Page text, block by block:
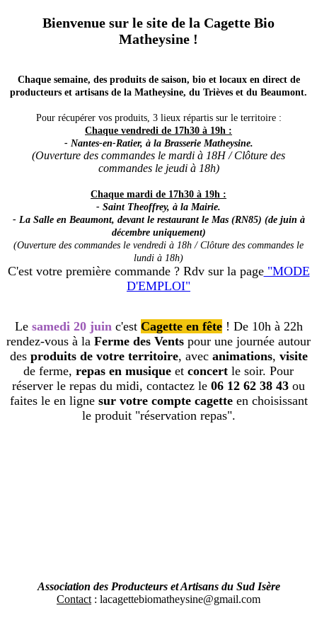
Bienvenue sur le site de la Cagette Bio
Matheysine !
Chaque semaine, des produits de saison, bio et locaux en direct de
producteurs et artisans de la Matheysine, du Trièves et du Beaumont.
Pour récupérer vos produits, 3 lieux répartis sur le territoire :
Chaque vendredi de 17h30 à 19h :
- Nantes-en-Ratier, à la Brasserie Matheysine.
(Ouverture des commandes le mardi à 18H / Clôture des
commandes le jeudi à 18h)
Chaque mardi de 17h30 à 19h :
- Saint Theoffrey, à la Mairie.
- La Salle en Beaumont, devant le restaurant le Mas (RN85) (de juin à
décembre uniquement)
(Ouverture des commandes le vendredi à 18h / Clôture des commandes le
lundi à 18h)
C'est votre première commande ? Rdv sur la page"MODE
D'EMPLOI"
Le samedi 20 juinc'est Cagette en fête! De 10h à 22h
rendez-vous à la Ferme des Vents pour une journée autour
des produits de votre territoire, avec animations, visite
de ferme, repas en musique et concert le soir. Pour
réserver le repas du midi, contactez le 06 12 62 38 43 ou
faites le en ligne sur votre compte cagetteen choisissant
le produit "réservation repas".
Association des Producteurs et Artisans du Sud Isère
Contact : lacagettebiomatheysine@gmail.com